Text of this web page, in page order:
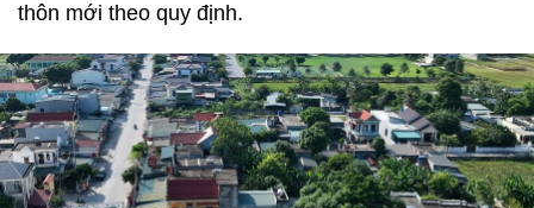
thôn mới theo quy định.